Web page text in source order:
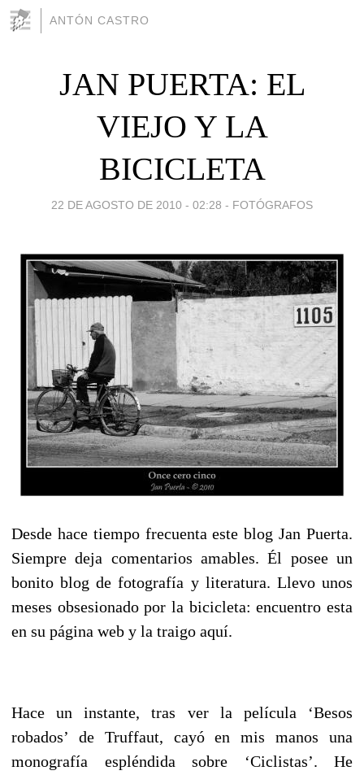
ANTÓN CASTRO
JAN PUERTA: EL
VIEJO Y LA
BICICLETA
22 DE AGOSTO DE 2010 - 02:28 - FOTÓGRAFOS
Desde hace tiempo frecuenta este blog Jan Puerta.
Siempre deja comentarios amables. Él posee un
bonito blog de fotografía y literatura. Llevo unos
meses obsesionado por la bicicleta: encuentro esta
en su página web y la traigo aquí.
Hace un instante, tras ver la película ‘Besos
robados’ de Truffaut, cayó en mis manos una
monografía espléndida sobre ‘Ciclistas’. He